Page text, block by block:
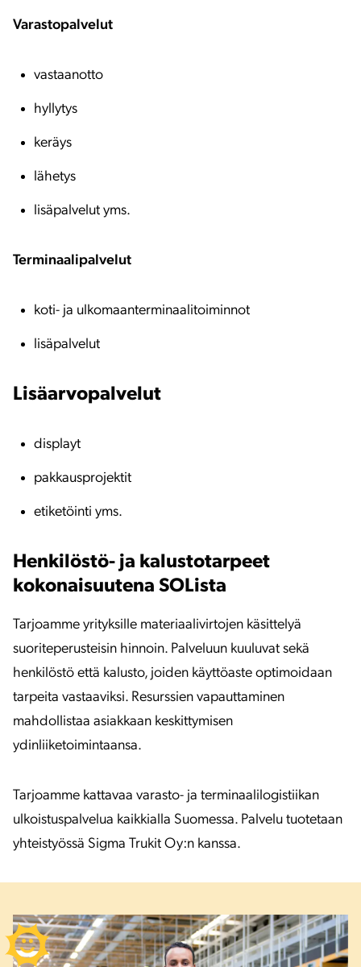
Varastopalvelut
vastaanotto
hyllytys
keräys
lähetys
lisäpalvelut yms.
Terminaalipalvelut
koti- ja ulkomaanterminaalitoiminnot
lisäpalvelut
Lisäarvopalvelut
displayt
pakkausprojektit
etiketöinti yms.
Henkilöstö- ja kalustotarpeet
kokonaisuutena SOLista
Tarjoamme yrityksille materiaalivirtojen käsittelyä
suoriteperusteisin hinnoin. Palveluun kuuluvat sekä
henkilöstö että kalusto, joiden käyttöaste optimoidaan
tarpeita vastaaviksi. Resurssien vapauttaminen
mahdollistaa asiakkaan keskittymisen
ydinliiketoimintaansa.
Tarjoamme kattavaa varasto- ja terminaalilogistiikan
ulkoistuspalvelua kaikkialla Suomessa. Palvelu tuotetaan
yhteistyössä Sigma Trukit Oy:n kanssa.